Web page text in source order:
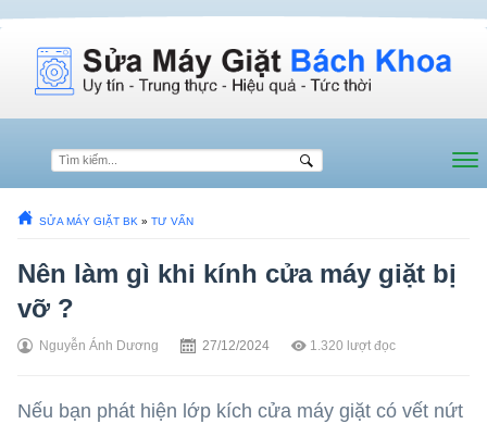
SỬA MÁY GIẶT BK » TƯ VẤN
Nên làm gì khi kính cửa máy giặt bị
vỡ ?
Nguyễn Ánh Dương 27/12/2024 1.320 lượt đọc
Nếu bạn phát hiện lớp kích cửa máy giặt có vết nứt